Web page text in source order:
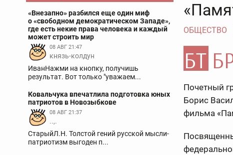
«Внезапно» разбился еще один миф
о «свободном демократическом Западе»,
где есть некие права человека и каждый
может строить мир
08 АВГ 21:47
князь-колдун
ИванНажми на кнопку, получишь
результат. Вот только "уважаем...
Ковальчука впечатлила подготовка юных
патриотов в Новозыбкове
08 АВГ 21:37
..,.
СтарыйЛ.Н. Толстой гений русской мысли-
патриотизм выгоден п...
ОБЩЕСТВО
Почетный
Борис
фильма